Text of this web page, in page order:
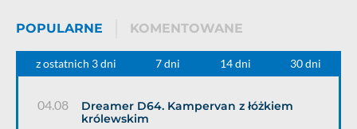
POPULARNE KOMENTOWANE
z ostatnich 3 dni 7 dni 14 dni 30 dni
04.08
Dreamer D64. Kampervan z łóżkiem
królewskim